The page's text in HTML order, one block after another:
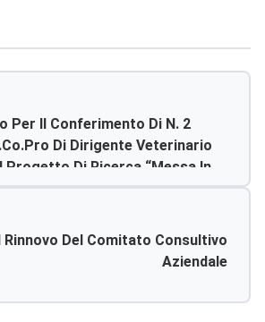
Per Il Conferimento Di N. 2
Di Dirigente Veterinario
Progetto Di Ricerca “messa In
E Di Una Ricerca Tra
La Sorveglianza Delle
Trasmissibili Da Zecche E
Restus Per Il Programma Italia-
Rinnovo Del Comitato Consultivo
Aziendale